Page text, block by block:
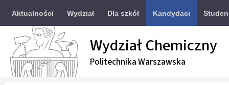
Aktualności Wydział Dla szkół Kandydaci
Wydział Chemiczny
Politechnika Warszawska